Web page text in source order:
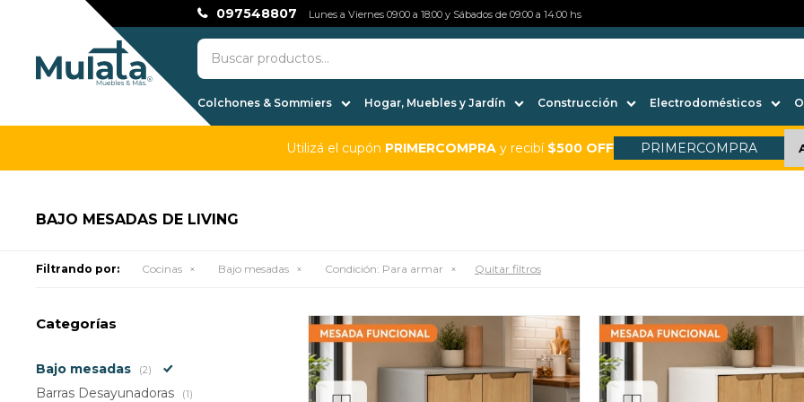
Colchones & Sommiers Hogar, Muebles y Jardín Construcción Electrodomésticos
097548807 Lunes a Viernes 09:00 a 18:00 y Sábados de 09:00 a 14:00 hs
Utilizá el cupón PRIMERCOMPRA y recibí $500 OFF PRIMERCOMPRA
BAJO MESADAS DE LIVING
Filtrando por: Cocinas Bajo mesadas Condición: Para armar Quitar filtros
Categorías
Bajo mesadas (2)
Barras Desayunadoras (1)